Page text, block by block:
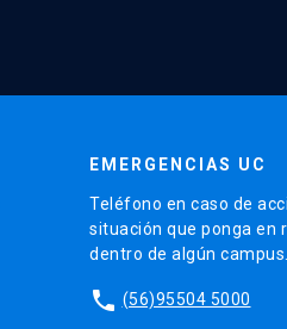
EMERGENCIAS UC
Teléfono en caso de
situación que ponga en
dentro de algún campus.
phone (56)95504 5000